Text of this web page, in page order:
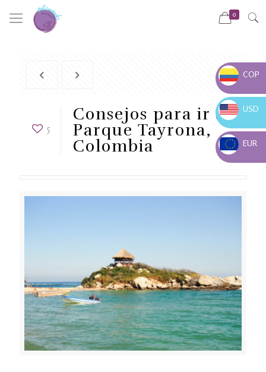
0
5
Consejos para ir al
Parque Tayrona,
Colombia
COP $
COP
USD $
USD
EUR €
EUR